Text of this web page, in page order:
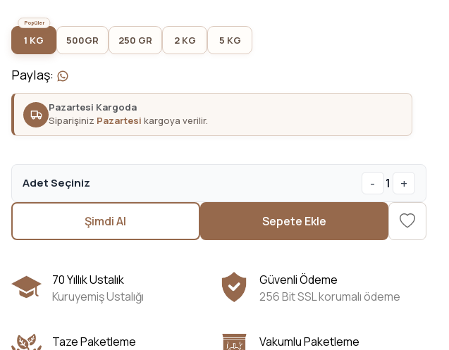
1 KG 500GR 250 GR 2 KG 5 KG
Paylaş:
Pazartesi Kargoda
Siparişiniz Pazartesi kargoya verilir.
Adet Seçiniz - 1 +
Şimdi Al Sepete Ekle
70 Yıllık Ustalık
Kuruyemiş Ustalığı
Güvenli Ödeme
256 Bit SSL korumalı ödeme
Taze Paketleme
Vakumlu Paketleme